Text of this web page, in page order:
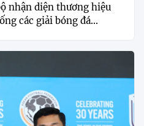
nhận diện thương hiệu
các giải bóng đá...